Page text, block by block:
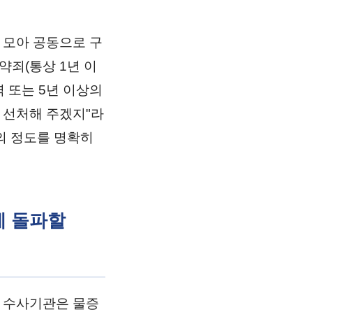
아 공동으로 구
죄(통상 1년 이
또는 5년 이상의
처해 주겠지"라
정도를 명확히
돌파할
사기관은 물증